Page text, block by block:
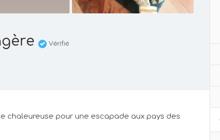
Vérifié
chaleureuse pour une escapade aux pays des